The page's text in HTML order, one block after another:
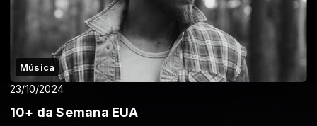
Música
23/10/2024
10+ da Semana EUA